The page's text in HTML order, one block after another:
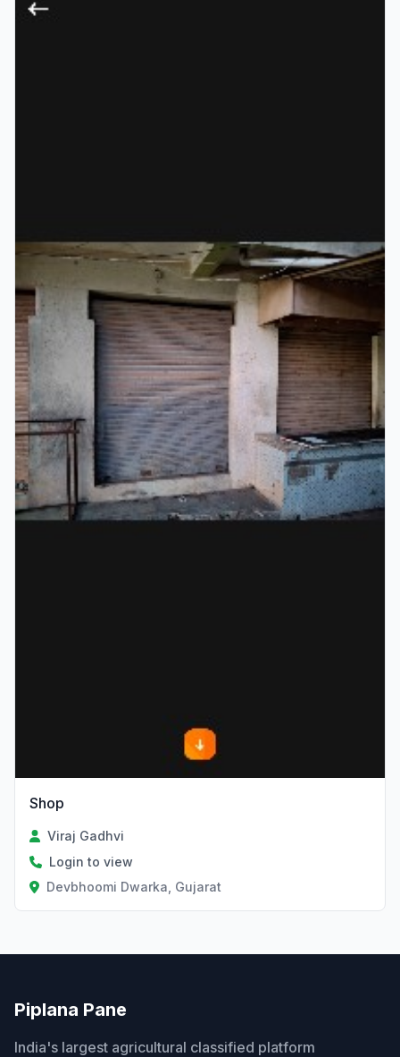
Shop
Viraj Gadhvi
Login to view
Devbhoomi Dwarka, Gujarat
Piplana Pane
India's largest agricultural classified platform